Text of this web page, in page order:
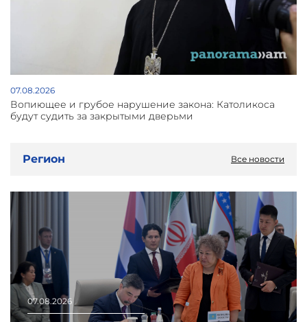
07.08.2026
Вопиющее и грубое нарушение закона: Католикоса
будут судить за закрытыми дверьми
Регион Все новости
07.08.2026